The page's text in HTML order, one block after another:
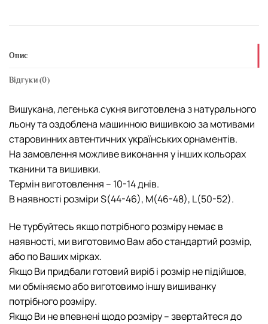
Опис
Відгуки (0)
Вишукана, легенька сукня виготовлена з натурального
льону та оздоблена машинною вишивкою за мотивами
старовинних автентичних українських орнаментів.
На замовлення можливе виконання у інших кольорах
тканини та вишивки.
Термін виготовлення – 10-14 днів.
В наявності розміри S(44-46), М(46-48), L(50-52).
Не турбуйтесь якщо потрібного розміру немає в
наявності, ми виготовимо Вам або стандартий розмір,
або по Ваших мірках.
Якщо Ви придбали готовий виріб і розмір не підійшов,
ми обміняємо або виготовимо іншу вишиванку
потрібного розміру.
Якщо Ви не впевнені щодо розміру – звертайтеся до